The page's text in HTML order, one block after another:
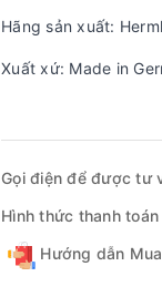
Hãng sản xuất:
Xuất xứ: Made in
Gọi điện để được tư
Hình thức thanh toán
Hướng dẫn